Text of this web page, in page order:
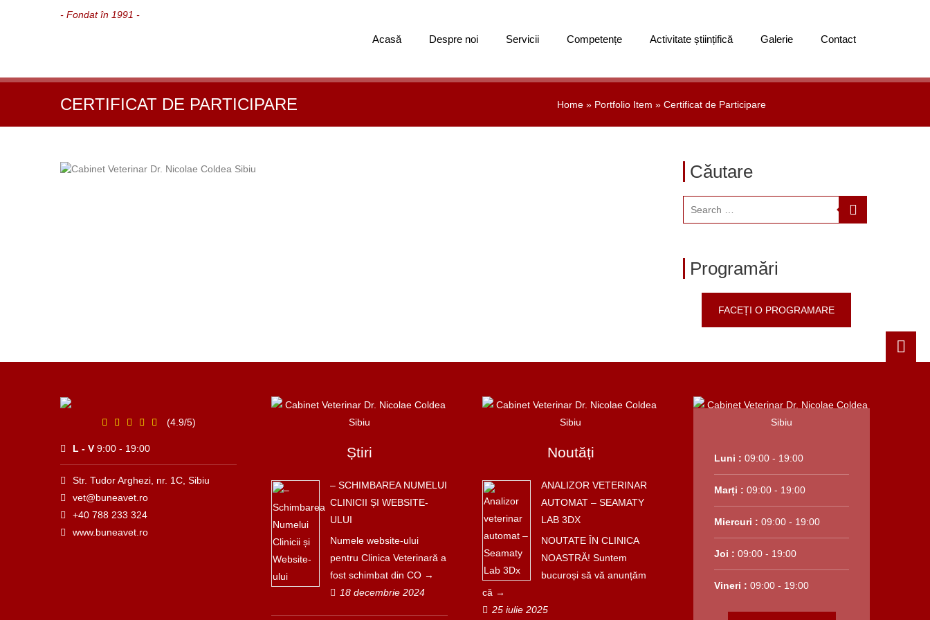
- Fondat în 1991 -
Acasă Despre noi Servicii Competențe Activitate științifică Galerie Contact
CERTIFICAT DE PARTICIPARE Home » Portfolio Item » Certificat de Participare
Căutare
Programări
FACEȚI O PROGRAMARE
(4.9/5)
L - V 9:00 - 19:00
Str. Tudor Arghezi, nr. 1C, Sibiu
vet@buneavet.ro
+40 788 233 324
www.buneavet.ro
Știri
– SCHIMBAREA NUMELUI
CLINICII ȘI WEBSITE-
ULUI
Numele website-ului
pentru Clinica Veterinară a
fost schimbat din CO
18 decembrie 2024
Noutăți
ANALIZOR VETERINAR
AUTOMAT – SEAMATY
LAB 3DX
NOUTATE ÎN CLINICA
NOASTRĂ! Suntem
bucuroși să vă anunțăm
că
25 iulie 2025
Luni : 09:00 - 19:00
Marți : 09:00 - 19:00
Miercuri : 09:00 - 19:00
Joi : 09:00 - 19:00
Vineri : 09:00 - 19:00